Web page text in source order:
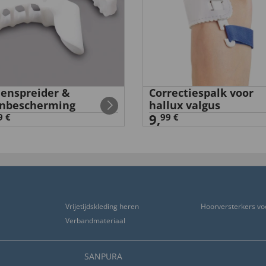
&
€
Correctiespalk voor
hallux valgus
9,99 €
Vrijetijdskleding heren
Hoorversterkers
Verbandmateriaal
SANPURA